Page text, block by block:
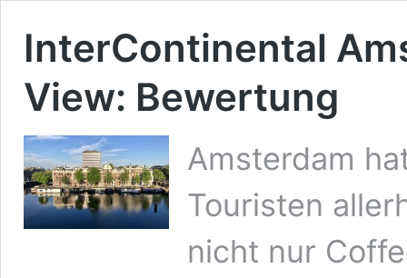
InterContinental
View: Bewertung
Amsterdam
Touristen
nicht nur